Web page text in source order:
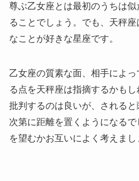
尊ぶ乙女座とは最初のうちは
ることでしょう。でも、天秤
なことが好きな星座です。
乙女座の質素な面、相手によ
る点を天秤座は指摘するかも
批判するのは良いが、される
次第に距離を置くようになる
を望むかお互いによく考えまし